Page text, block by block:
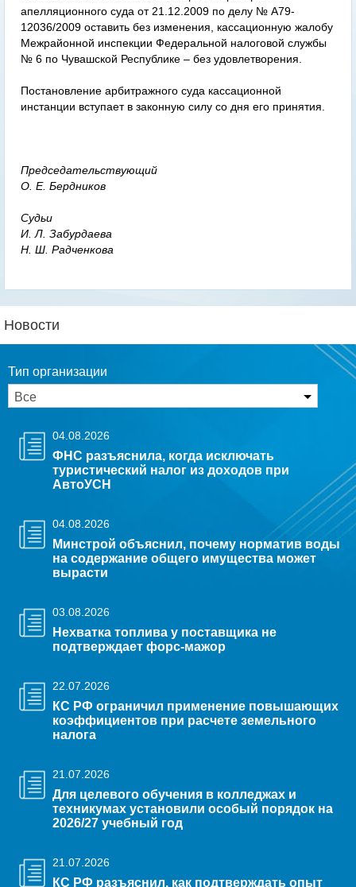
апелляционного суда от 21.12.2009 по делу № А79-
12036/2009 оставить без изменения, кассационную жалобу
Межрайонной инспекции Федеральной налоговой службы
№ 6 по Чувашской Республике – без удовлетворения.
Постановление арбитражного суда кассационной
инстанции вступает в законную силу со дня его принятия.
Председательствующий
О. Е. Бердников
Судьи
И. Л. Забурдаева
Н. Ш. Радченкова
Новости
Тип организации
04.08.2026
ФНС разъяснила, когда исключать
туристический налог из доходов при
АвтоУСН
04.08.2026
Минстрой объяснил, почему норматив воды
на содержание общего имущества может
вырасти
03.08.2026
Нехватка топлива у поставщика не
подтверждает форс-мажор
22.07.2026
КС РФ ограничил применение повышающих
коэффициентов при расчете земельного
налога
21.07.2026
Для целевого обучения в колледжах и
техникумах установили особый порядок на
2026/27 учебный год
21.07.2026
КС РФ разъяснил, как подтверждать опыт